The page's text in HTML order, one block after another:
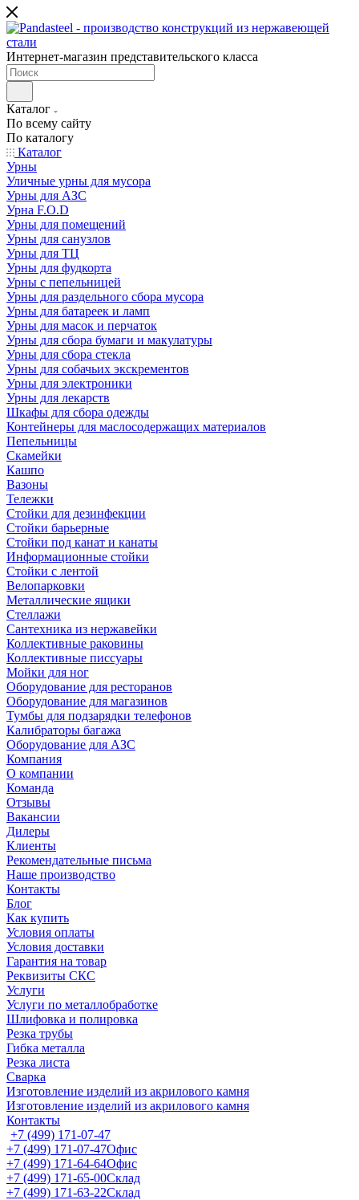
Интернет-магазин представительского класса
Каталог
По всему сайту
По каталогу
Каталог
Урны
Уличные урны для мусора
Урны для АЗС
Урна F.O.D
Урны для помещений
Урны для санузлов
Урны для ТЦ
Урны для фудкорта
Урны с пепельницей
Урны для раздельного сбора мусора
Урны для батареек и ламп
Урны для масок и перчаток
Урны для сбора бумаги и макулатуры
Урны для сбора стекла
Урны для собачьих экскрементов
Урны для электроники
Урны для лекарств
Шкафы для сбора одежды
Контейнеры для маслосодержащих материалов
Пепельницы
Скамейки
Кашпо
Вазоны
Тележки
Стойки для дезинфекции
Стойки барьерные
Стойки под канат и канаты
Информационные стойки
Стойки с лентой
Велопарковки
Металлические ящики
Стеллажи
Сантехника из нержавейки
Коллективные раковины
Коллективные писсуары
Мойки для ног
Оборудование для ресторанов
Оборудование для магазинов
Тумбы для подзарядки телефонов
Калибраторы багажа
Оборудование для АЗС
Компания
О компании
Команда
Отзывы
Вакансии
Дилеры
Клиенты
Рекомендательные письма
Наше производство
Контакты
Блог
Как купить
Условия оплаты
Условия доставки
Гарантия на товар
Реквизиты СКС
Услуги
Услуги по металлобработке
Шлифовка и полировка
Резка трубы
Гибка металла
Резка листа
Сварка
Изготовление изделий из акрилового камня
Изготовление изделий из акрилового камня
Контакты
+7 (499) 171-07-47
+7 (499) 171-07-47Офис
+7 (499) 171-64-64Офис
+7 (499) 171-65-00Склад
+7 (499) 171-63-22Склад